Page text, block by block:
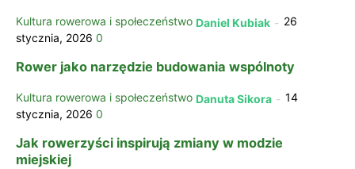
Kultura rowerowa i społeczeństwo Daniel Kubiak - 26
stycznia, 2026 0
Rower jako narzędzie budowania wspólnoty
Kultura rowerowa i społeczeństwo Danuta Sikora - 14
stycznia, 2026 0
Jak rowerzyści inspirują zmiany w modzie
miejskiej